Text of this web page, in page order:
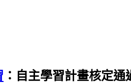
：自主學習計畫核定通